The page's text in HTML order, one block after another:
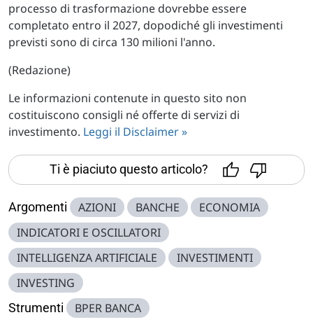
processo di trasformazione dovrebbe essere
completato entro il 2027, dopodiché gli investimenti
previsti sono di circa 130 milioni l'anno.
(Redazione)
Le informazioni contenute in questo sito non
costituiscono consigli né offerte di servizi di
investimento. Leggi il Disclaimer »
Ti è piaciuto questo articolo?
Argomenti AZIONI BANCHE
ECONOMIA
INDICATORI E OSCILLATORI
INTELLIGENZA ARTIFICIALE
INVESTIMENTI
INVESTING
Strumenti BPER BANCA